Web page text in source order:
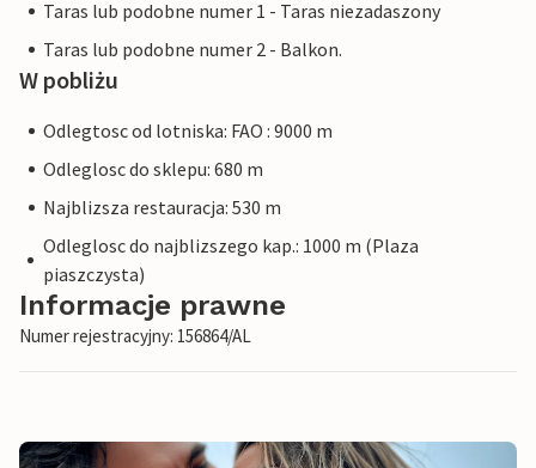
Taras lub podobne numer 1 - Taras niezadaszony
Taras lub podobne numer 2 - Balkon.
W pobliżu
Odlegtosc od lotniska: FAO : 9000 m
Odleglosc do sklepu: 680 m
Najblizsza restauracja: 530 m
Odleglosc do najblizszego kap.: 1000 m (Plaza
piaszczysta)
Informacje prawne
Numer rejestracyjny: 156864/AL